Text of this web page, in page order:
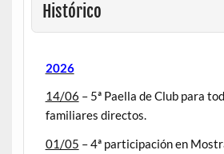
Histórico
2026
14/06 – 5ª Paella de Club para
familiares directos.
01/05 – 4ª participación en